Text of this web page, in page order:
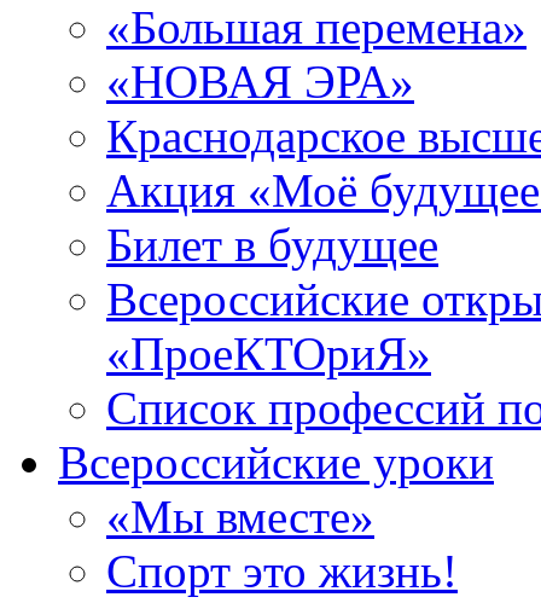
«Большая перемена»
«НОВАЯ ЭРА»
Краснодарское
Акция «Моё
Билет в будущее
Всероссийские
«ПроеКТОриЯ»
Список профессий
Всероссийские уроки
«Мы вместе»
Спорт это жизнь!